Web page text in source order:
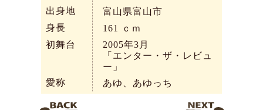
出身地
富山県富山市
身長
161
ｃｍ
初舞台
2005年3月
「エンター・ザ・レビュ
ー」
愛称
あゆ、あゆっち